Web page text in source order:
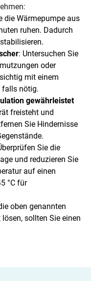
die Wärmepumpe aus
ruhen. Dadurch
: Untersuchen Sie
oder
mit einem
falls nötig.
gewährleistet
freisteht und
Sie Hindernisse
Sie die
und reduzieren Sie
auf einen
°C für
oben genannten
sollten Sie einen